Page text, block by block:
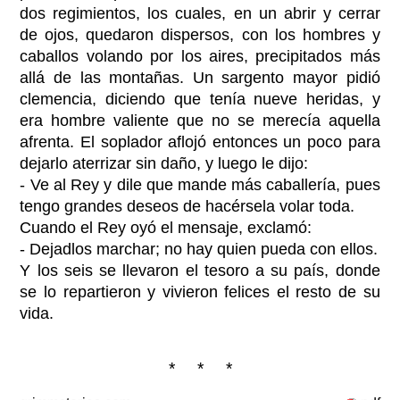
dos regimientos, los cuales, en un abrir y cerrar
de ojos, quedaron dispersos, con los hombres y
caballos volando por los aires, precipitados más
allá de las montañas. Un sargento mayor pidió
clemencia, diciendo que tenía nueve heridas, y
era hombre valiente que no se merecía aquella
afrenta. El soplador aflojó entonces un poco para
dejarlo aterrizar sin daño, y luego le dijo:
- Ve al Rey y dile que mande más caballería, pues
tengo grandes deseos de hacérsela volar toda.
Cuando el Rey oyó el mensaje, exclamó:
- Dejadlos marchar; no hay quien pueda con ellos.
Y los seis se llevaron el tesoro a su país, donde
se lo repartieron y vivieron felices el resto de su
vida.
* * *